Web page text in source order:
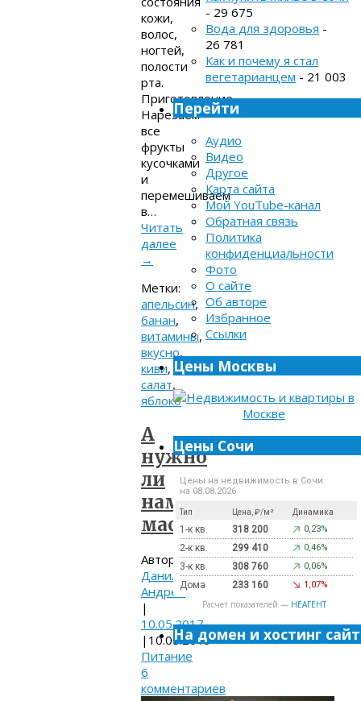
кожи,
волос,
ногтей,
полости
рта.
Приготовление
Нарезаем
все
фрукты
кусочками
и
перемешиваем
в…
Читать
далее
→
Метки:
апельсин,
банан,
витамины,
вкусно,
киви,
салат,
яблоко
А
нужно
ли
нам
масло?
Автор:
Данилов
Андрей
|
10.05.2017
| 10.05.2019
Питание
6
комментариев
- 29 675
Вода для здоровья -
26 781
Как и почему я стал
вегетарианцем - 21 003
Перейти
Аудио
Видео
Другое
Карта сайта
Мой YouTube-канал
Обратная связь
Политика
конфиденциальности
Фото
О сайте
Об авторе
Избранное
Ссылки
Цены Москвы
Цены Сочи
Цены на недвижимость в Сочи
на 08.08.2026
Тип Цена, ₽/м² Динамика
1-к кв. 318 200 0,23%
2-к кв. 299 410 0,46%
3-к кв. 308 760 0,06%
Дома 233 160 1,07%
Расчет показателей — НЕАГЕНТ
На домен и хостинг